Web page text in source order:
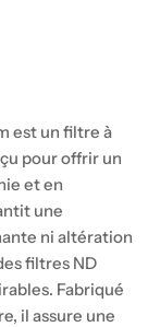
est un filtre à
pour offrir un
et en
une
ni altération
filtres ND
Fabriqué
il assure une